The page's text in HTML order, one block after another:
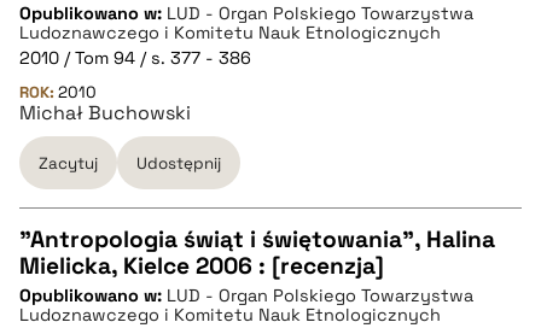
BIBTEX
pobierz cytat
Opublikowano w: LUD - Organ Polskiego Towarzystwa
Ludoznawczego i Komitetu Nauk Etnologicznych
2010 / Tom 94 / s. 377 - 386
ROK: 2010
Michał Buchowski
Zacytuj Udostępnij
CZYSTY TEKST
"Antropologia świąt i świętowania", Halina
Mielicka, Kielce 2006 : [recenzja]
Opublikowano w: LUD - Organ Polskiego Towarzystwa
Ludoznawczego i Komitetu Nauk Etnologicznych